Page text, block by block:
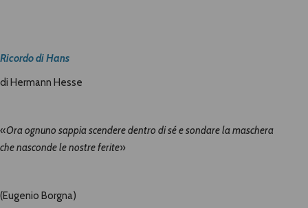
Ricordo di Hans
di Hermann Hesse
«Ora ognuno sappia scendere dentro di sé e sondare la maschera
che nasconde le nostre ferite»
(Eugenio Borgna)